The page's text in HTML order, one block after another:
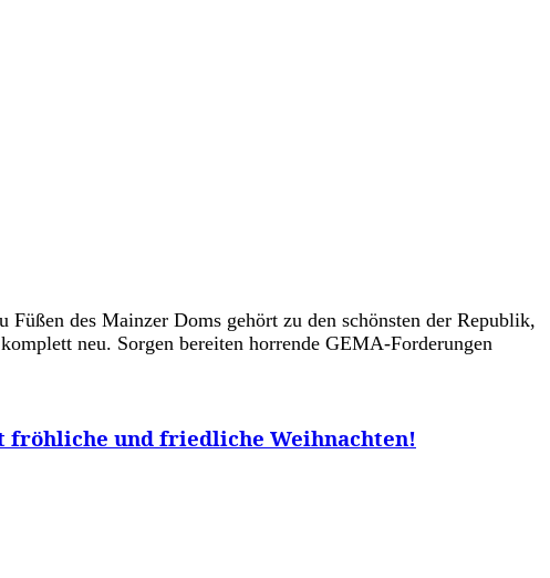
des Mainzer Doms gehört zu den schönsten der Republik,
neu. Sorgen bereiten horrende GEMA-Forderungen
fröhliche und friedliche Weihnachten!